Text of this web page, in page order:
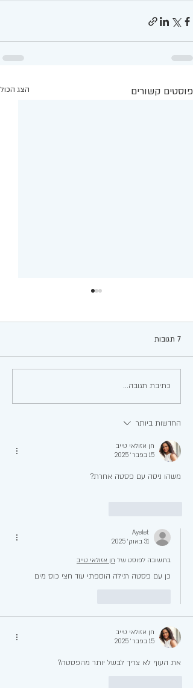
פוסטים קשורים הצג הכול
עגבניות ממולאות
7 תגובות
כתיבת תגובה...
החדשות ביותר
חן אזולאי טייב
15 בפבר׳ 2025
משהו ניסה עם פסטה אחרת?
Ayelet
31 באוק׳ 2025
בתשובה לפוסט של חן אזולאי טייב
כן עם פסטה רגילה הוספתי עוד חצי כוס מים
חן אזולאי טייב
15 בפבר׳ 2025
את העוף לא צריך לבשל יותר מהפסטה?